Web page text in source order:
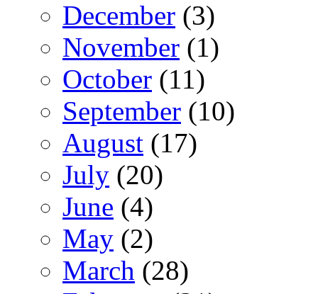
December (3)
November (1)
October (11)
September (10)
August (17)
July (20)
June (4)
May (2)
March (28)